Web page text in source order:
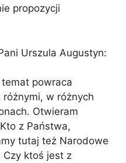
propozycji
Urszula Augustyn:
powraca
w różnych
Otwieram
z Państwa,
tutaj też Narodowe
Czy ktoś jest z